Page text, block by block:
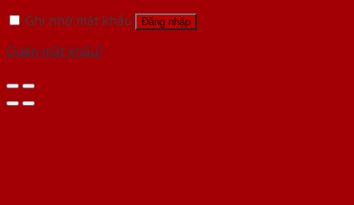
Ghi nhớ mật khẩu
Đăng nhập
Quên mật khẩu?